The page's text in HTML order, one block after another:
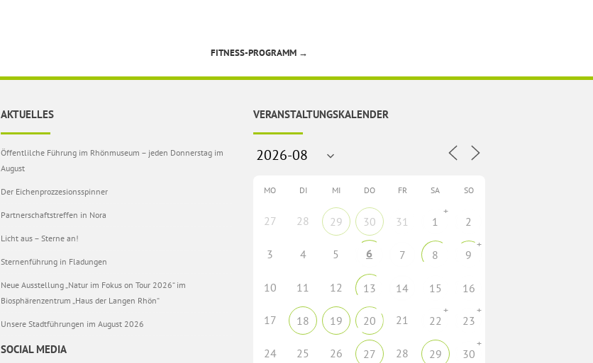
FITNESS-PROGRAMM →
AKTUELLES
Öffentlilche Führung im Rhönmuseum – jeden Donnerstag im
August
Der Eichenprozzesionsspinner
Partnerschaftstreffen in Nora
Licht aus – Sterne an!
Sternenführung in Fladungen
Neue Ausstellung „Natur im Fokus on Tour 2026“ im
Biosphärenzentrum „Haus der Langen Rhön“
Unsere Stadtführungen im August 2026
SOCIAL MEDIA
VERANSTALTUNGSKALENDER
MO DI MI DO FR SA SO
27 28 29 30 31 1
+
2
3 4 5 6 7 8 9
+
10 11 12 13 14 15 16
17 18 19 20 21 22
+
23
+
24 25 26 27 28 29 30
+